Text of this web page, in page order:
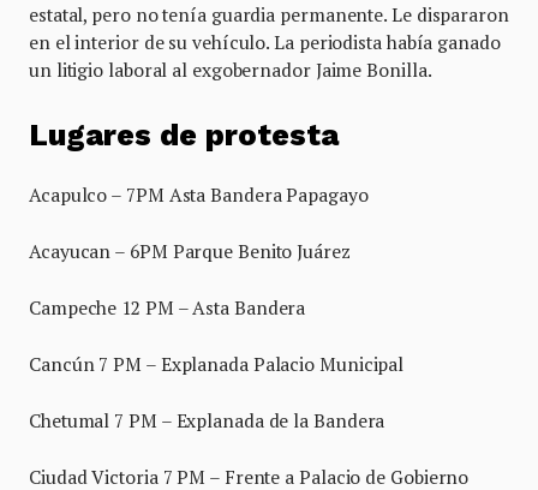
estatal, pero no tenía guardia permanente. Le dispararon
en el interior de su vehículo. La periodista había ganado
un litigio laboral al exgobernador Jaime Bonilla.
Lugares de protesta
Acapulco – 7PM Asta Bandera Papagayo
Acayucan – 6PM Parque Benito Juárez
Campeche 12 PM – Asta Bandera
Cancún 7 PM – Explanada Palacio Municipal
Chetumal 7 PM – Explanada de la Bandera
Ciudad Victoria 7 PM – Frente a Palacio de Gobierno